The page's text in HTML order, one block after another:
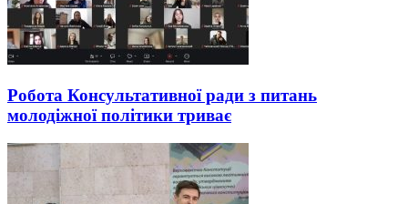
Робота Консультативної ради з питань
молодіжної політики триває